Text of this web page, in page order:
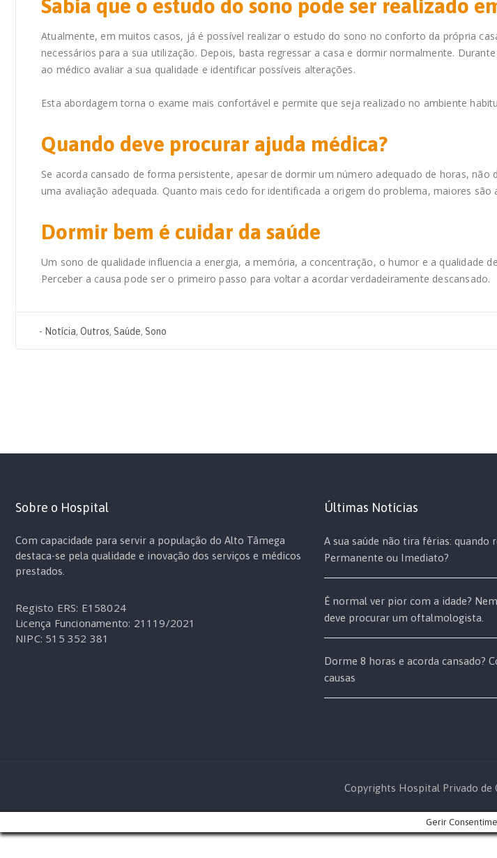
Sabia que o estudo do sono pode ser realizado
Atualmente, em muitos casos, já é possível realizar o estudo do sono no conforto da própria
necessários para a sua utilização. Depois, basta regressar a casa e dormir normalmente.
ao médico avaliar a sua qualidade e identificar possíveis alterações.
Esta abordagem torna o exame mais confortável e permite que seja realizado no ambiente
Quando deve procurar ajuda médica?
Se acorda cansado de forma persistente, apesar de dormir um número adequado de horas,
uma avaliação adequada. Quanto mais cedo for identificada a origem do problema, maiores
Dormir bem é cuidar da saúde
Um sono de qualidade influencia a energia, a memória, a concentração, o humor e a qualidade
Perceber a causa pode ser o primeiro passo para voltar a acordar verdadeiramente descansado.
- Notícia, Outros, Saúde, Sono
Sobre o Hospital
Com capacidade para servir a população do Alto Tâmega
destaca-se pela qualidade e inovação dos serviços e médicos
prestados.
Registo ERS: E158024
Licença Funcionamento: 21119/2021
NIPC: 515 352 381
Últimas Notícias
A sua saúde não tira férias:
Permanente ou Imediato?
É normal ver pior com a idade?
deve procurar um oftalmologista.
Dorme 8 horas e acorda cansado?
causas
Copyrights Hospital Privado de
Gerir